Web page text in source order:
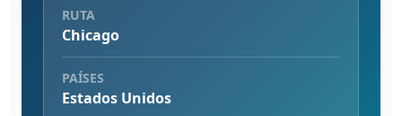
RUTA
Chicago
PAÍSES
Estados Unidos